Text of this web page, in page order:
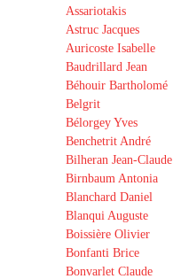
Assariotakis
Astruc Jacques
Auricoste Isabelle
Baudrillard Jean
Béhouir Bartholomé
Belgrit
Bélorgey Yves
Benchetrit André
Bilheran Jean-Claude
Birnbaum Antonia
Blanchard Daniel
Blanqui Auguste
Boissière Olivier
Bonfanti Brice
Bonvarlet Claude